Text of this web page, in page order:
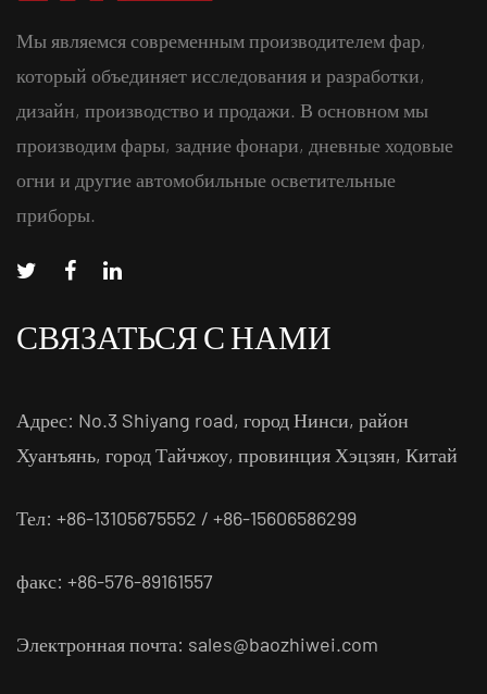
Мы являемся современным производителем фар,
который объединяет исследования и разработки,
дизайн, производство и продажи. В основном мы
производим фары, задние фонари, дневные ходовые
огни и другие автомобильные осветительные
приборы.
СВЯЗАТЬСЯ С НАМИ
Адрес: No.3 Shiyang road, город Нинси, район
Хуанъянь, город Тайчжоу, провинция Хэцзян, Китай
Тел: +86-13105675552 / +86-15606586299
факс: +86-576-89161557
Электронная почта: sales@baozhiwei.com